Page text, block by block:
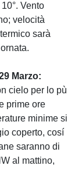
Vento
velocità
sarà
Marzo:
cielo per lo pù
prime ore
minime si
coperto, cosí
saranno di
al mattino,